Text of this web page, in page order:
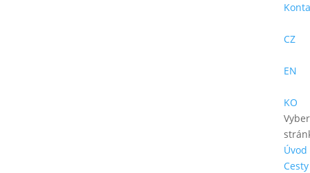
CZ
EN
KO
Úvod
Cesty